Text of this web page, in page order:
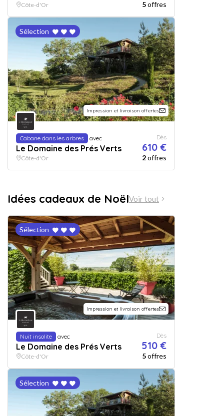
Côte-d'Or 5offres
Sélection
Impression et livraison offertes
Cabane dans les arbres avec
Le Domaine des Prés Verts
Dès
610 €
Côte-d'Or 2offres
Idées cadeaux de NoëlVoir tout
Sélection
Impression et livraison offertes
Nuit insolite avec
Le Domaine des Prés Verts
Dès
510 €
Côte-d'Or 5offres
Sélection